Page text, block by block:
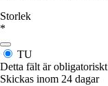
Storlek
*
TU
Detta fält är obligatoriskt
Skickas inom 24 dagar